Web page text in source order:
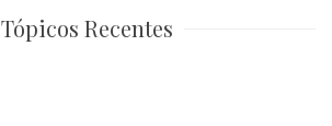
Tópicos Recentes